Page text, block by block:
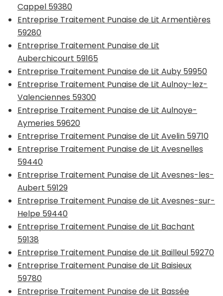
Cappel 59380
Entreprise Traitement Punaise de Lit Armentières
59280
Entreprise Traitement Punaise de Lit
Auberchicourt 59165
Entreprise Traitement Punaise de Lit Auby 59950
Entreprise Traitement Punaise de Lit Aulnoy-lez-
Valenciennes 59300
Entreprise Traitement Punaise de Lit Aulnoye-
Aymeries 59620
Entreprise Traitement Punaise de Lit Avelin 59710
Entreprise Traitement Punaise de Lit Avesnelles
59440
Entreprise Traitement Punaise de Lit Avesnes-les-
Aubert 59129
Entreprise Traitement Punaise de Lit Avesnes-sur-
Helpe 59440
Entreprise Traitement Punaise de Lit Bachant
59138
Entreprise Traitement Punaise de Lit Bailleul 59270
Entreprise Traitement Punaise de Lit Baisieux
59780
Entreprise Traitement Punaise de Lit Bassée